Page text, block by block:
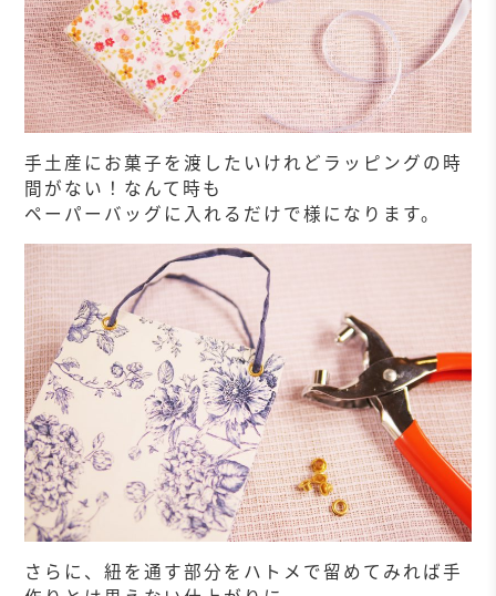
手土産にお菓子を渡したいけれどラッピングの時
間がない！なんて時も
ペーパーバッグに入れるだけで様になります。
さらに、紐を通す部分をハトメで留めてみれば手